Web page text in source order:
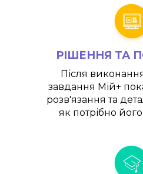
РІШЕННЯ ТА
Після
завдання Мій+
розв'язання та
як потрібно